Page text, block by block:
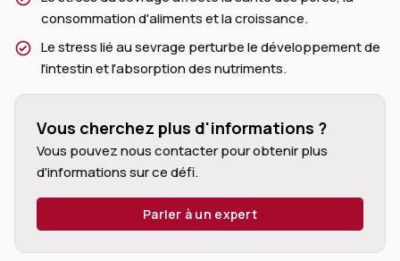
consommation d'aliments et la croissance.
Le stress lié au sevrage perturbe le développement de
l'intestin et l'absorption des nutriments.
Vous cherchez plus d'informations ?
Vous pouvez nous contacter pour obtenir plus
d'informations sur ce défi.
Parler à un expert